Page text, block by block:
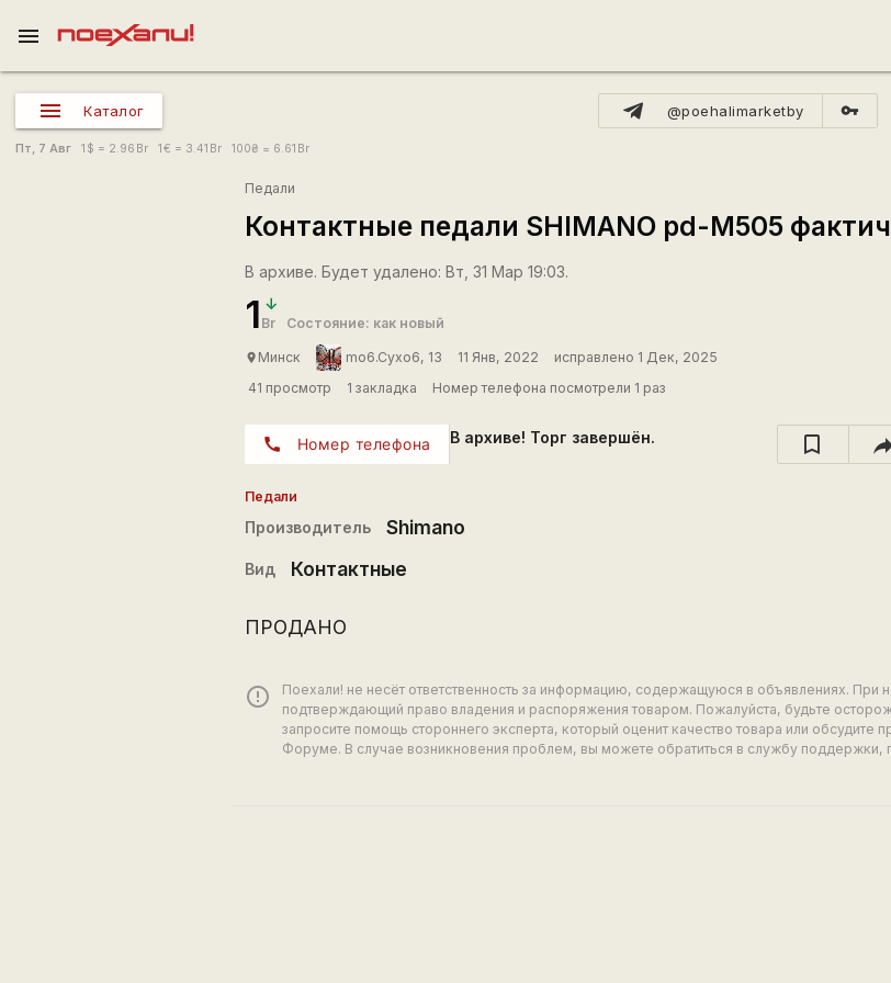
menu
Каталог @poehalimarketby vpn_key
Пт, 7 Авг 1 $ = 2.96 Br 1€ = 3.41 Br 100₴ = 6.61 Br
Педали
Контактные педали SHIMANO pd-M505
В архиве. Будет удалено: Вт, 31 Мар 19:03.
1 Br Состояние: как новый
place Минск mo6.Cyxo6, 13 11 Янв, 2022
исправлено 1 Дек, 2025
41 просмотр
1 закладка Номер телефона посмотрели 1 раз
call Номер телефона В архиве! Торг завершён.
Педали
Производитель Shimano
Вид Контактные
ПРОДАНО
error_outline
Поехали! не несёт ответственность за информацию, содержащуюся в объявлениях. При
подтверждающий право владения и распоряжения товаром. Пожалуйста, будьте
запросите помощь стороннего эксперта, который оценит качество товара или обсудите
Форуме. В случае возникновения проблем, вы можете обратиться в службу поддержки,